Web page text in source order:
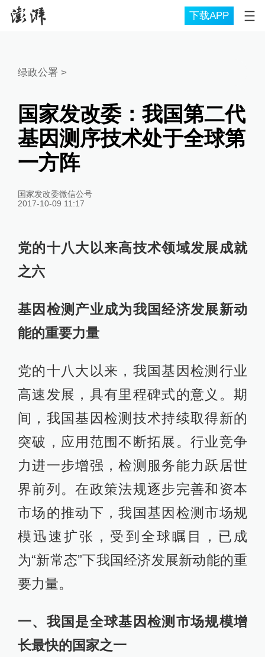
下载APP
绿政公署 >
国家发改委：我国第二代
基因测序技术处于全球第
一方阵
国家发改委微信公号
2017-10-09 11:17
党的十八大以来高技术领域发展成就
之六
基因检测产业成为我国经济发展新动
能的重要力量
党的十八大以来，我国基因检测行业
高速发展，具有里程碑式的意义。期
间，我国基因检测技术持续取得新的
突破，应用范围不断拓展。行业竞争
力进一步增强，检测服务能力跃居世
界前列。在政策法规逐步完善和资本
市场的推动下，我国基因检测市场规
模迅速扩张，受到全球瞩目，已成
为“新常态”下我国经济发展新动能的重
要力量。
一、我国是全球基因检测市场规模增
长最快的国家之一